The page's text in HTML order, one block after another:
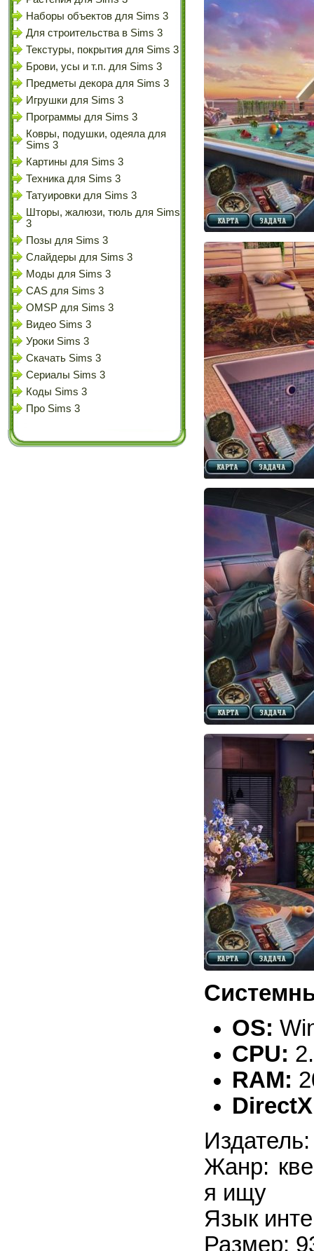
Наборы объектов для Sims 3
Для строительства в Sims 3
Текстуры, покрытия для Sims 3
Брови, усы и т.п. для Sims 3
Предметы декора для Sims 3
Игрушки для Sims 3
Программы для Sims 3
Ковры, подушки, одеяла для
Sims 3
Картины для Sims 3
Техника для Sims 3
Татуировки для Sims 3
Шторы, жалюзи, тюль для Sims
3
Позы для Sims 3
Слайдеры для Sims 3
Моды для Sims 3
CAS для Sims 3
OMSP для Sims 3
Видео Sims 3
Уроки Sims 3
Скачать Sims 3
Сериалы Sims 3
Коды Sims 3
Про Sims 3
OS:
CPU:
RAM:
Жанр:
я ищу
Язык
Размер: